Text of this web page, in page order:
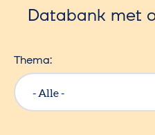
Databank met
Thema